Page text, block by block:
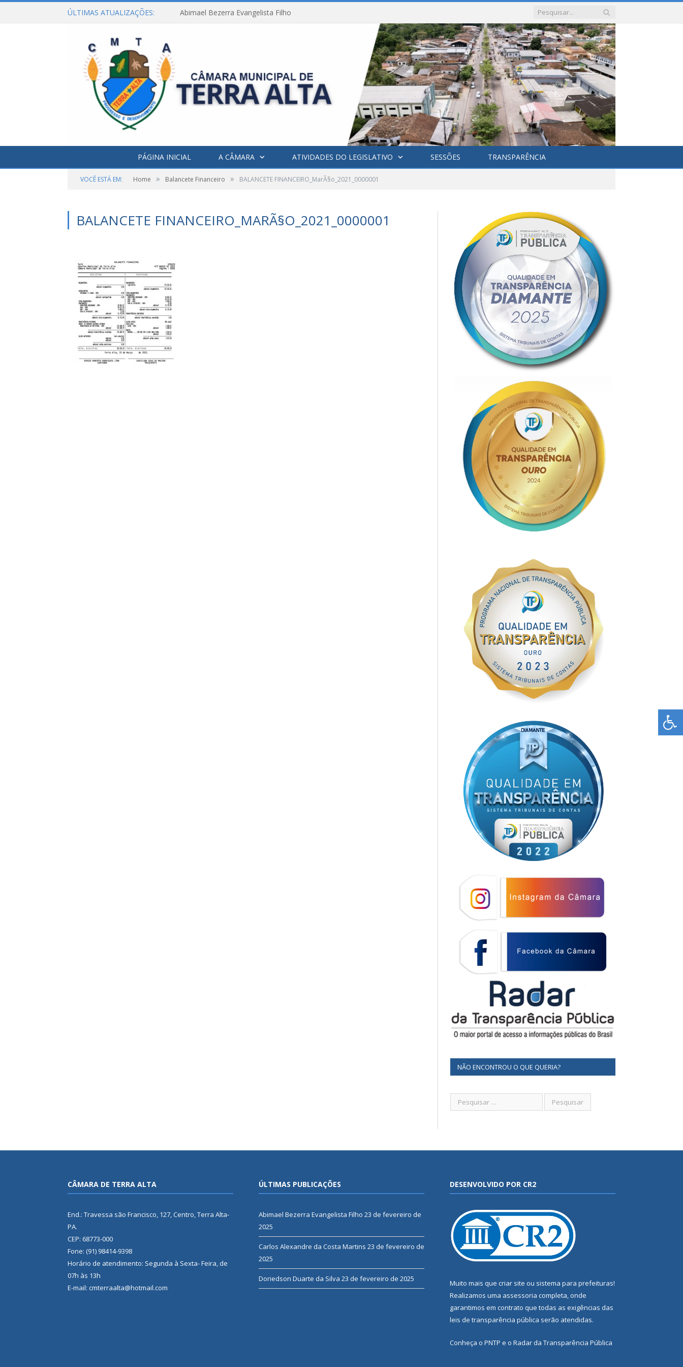
ÚLTIMAS ATUALIZAÇÕES: Abimael Bezerra Evangelista Filho
PÁGINA INICIAL A CÂMARA ATIVIDADES DO LEGISLATIVO SESSÕES TRANSPARÊNCIA
VOCÊ ESTÁ EM: Home » Balancete Financeiro » BALANCETE FINANCEIRO_MarÃ§o_2021_0000001
BALANCETE FINANCEIRO_MARÃ§O_2021_0000001
NÃO ENCONTROU O QUE QUERIA?
CÂMARA DE TERRA ALTA
End.: Travessa são Francisco, 127, Centro, Terra Alta-
PA.
CEP: 68773-000
Fone: (91) 98414-9398
Horário de atendimento: Segunda à Sexta- Feira, de
07h às 13h
E-mail: cmterraalta@hotmail.com
ÚLTIMAS PUBLICAÇÕES
Abimael Bezerra Evangelista Filho 23 de fevereiro de
2025
Carlos Alexandre da Costa Martins 23 de fevereiro de
2025
Doriedson Duarte da Silva 23 de fevereiro de 2025
DESENVOLVIDO POR CR2
Muito mais que criar site ou sistema para prefeituras!
Realizamos uma assessoria completa, onde
garantimos em contrato que todas as exigências das
leis de transparência pública serão atendidas.
Conheça o PNTP e o Radar da Transparência Pública